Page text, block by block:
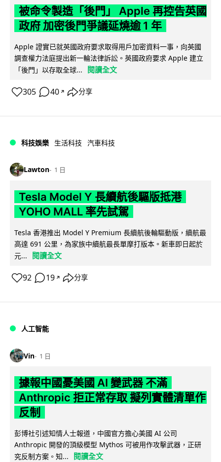
被命令製造「後門」 Apple 再控告英國
政府 加密後門爭議延燒逾 1 年
Apple 證實已就英國政府要求取得用戶加密資料一事，向英國
調查權力法庭提出新一輪法律訴訟。英國政府要求 Apple 建立
「後門」以存取全球...
閱讀全文
305 40 ↗ 分享
科技娛樂 生活科技 汽車科技
Lawton 1 日
Tesla Model Y 長續航後驅版抵港
YOHO MALL 率先試駕
Tesla 香港推出 Model Y Premium 長續航後輪驅動版，續航最
高達 691 公里，為家族中續航最長單摩打版本。新車即日起於
元...
閱讀全文
92 19 ↗ 分享
人工智能
Vin 1 日
據報中國憂美國 AI 變武器 不滿
Anthropic 拒正常存取 擬列實體清單作
反制
彭博社引述知情人士報道，中國官方擔心美國 AI 公司
Anthropic 開發的頂級模型 Mythos 可被用作攻擊武器，正研
究反制方案。知...
閱讀全文